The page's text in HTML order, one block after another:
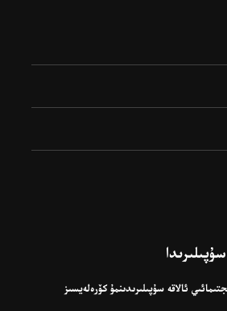
ئالاقە سۇپىلىرىدىنمۇ كۆرەلەيسىز